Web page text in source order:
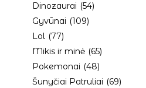
Dinozaurai (54)
Gyvūnai (109)
Lol (77)
Mikis ir minė (65)
Pokemonai (48)
Šunyčiai Patruliai (69)